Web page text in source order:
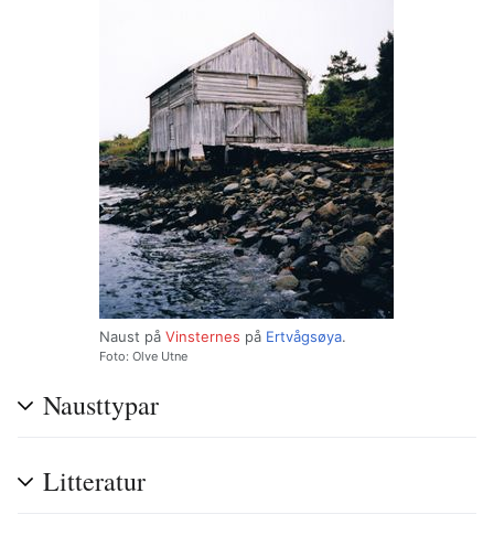
Naust på Vinsternes på Ertvågsøya.
Foto: Olve Utne
Nausttypar
Litteratur